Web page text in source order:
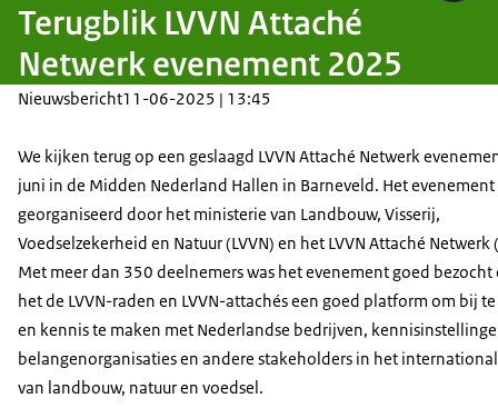
Terugblik LVVN Attaché
Netwerk evenement 2025
Nieuwsbericht11-06-2025 | 13:45
We kijken terug op een geslaagd LVVN Attaché Netwerk
juni in de Midden Nederland Hallen in Barneveld. Het
georganiseerd door het ministerie van Landbouw, Visserij,
Voedselzekerheid en Natuur (LVVN) en het LVVN Attaché Netwerk
Met meer dan 350 deelnemers was het evenement goed
het de LVVN-raden en LVVN-attachés een goed platform om bij
en kennis te maken met Nederlandse bedrijven,
belangenorganisaties en andere stakeholders in het
van landbouw, natuur en voedsel.